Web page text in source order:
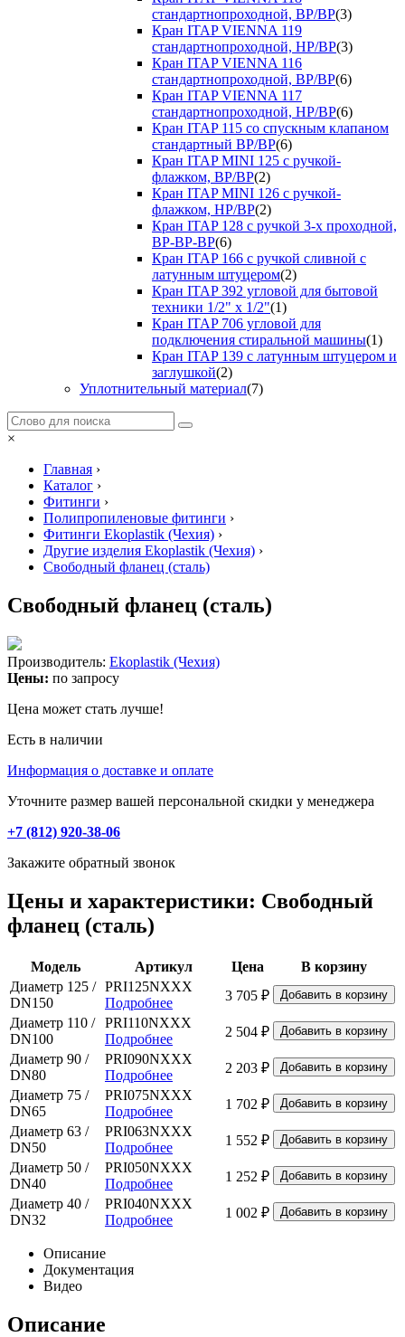
стандартнопроходной, ВР/ВР(3)
Кран ITAP VIENNA 119
стандартнопроходной, НР/ВР(3)
Кран ITAP VIENNA 116
стандартнопроходной, ВР/ВР(6)
Кран ITAP VIENNA 117
стандартнопроходной, НР/ВР(6)
Кран ITAP 115 со спускным клапаном
стандартный ВР/ВР(6)
Кран ITAP MINI 125 с ручкой-
флажком, ВР/ВР(2)
Кран ITAP MINI 126 с ручкой-
флажком, НР/ВР(2)
Кран ITAP 128 с ручкой 3-х проходной,
ВР-ВР-ВР(6)
Кран ITAP 166 с ручкой сливной с
латунным штуцером(2)
Кран ITAP 392 угловой для бытовой
техники 1/2" х 1/2"(1)
Кран ITAP 706 угловой для
подключения стиральной машины(1)
Кран ITAP 139 с латунным штуцером и
заглушкой(2)
Уплотнительный материал(7)
×
Главная ›
Каталог ›
Фитинги ›
Полипропиленовые фитинги ›
Фитинги Ekoplastik (Чехия) ›
Другие изделия Ekoplastik (Чехия) ›
Свободный фланец (сталь)
Свободный фланец (сталь)
Производитель: Ekoplastik (Чехия)
Цены: по запросу
Цена может стать лучше!
Есть в наличии
Информация о доставке и оплате
Уточните размер вашей персональной скидки у менеджера
+7 (812) 920-38-06
Закажите обратный звонок
Цены и характеристики: Свободный
фланец (сталь)
Модель Артикул Цена
В корзину
Диаметр 125 /
DN150
PRI125NXXX
Подробнее
3 705 ₽
Диаметр 110 /
DN100
PRI110NXXX
Подробнее
2 504 ₽
Диаметр 90 /
DN80
PRI090NXXX
Подробнее
2 203 ₽
Диаметр 75 /
DN65
PRI075NXXX
Подробнее
1 702 ₽
Диаметр 63 /
DN50
PRI063NXXX
Подробнее
1 552 ₽
Диаметр 50 /
DN40
PRI050NXXX
Подробнее
1 252 ₽
Диаметр 40 /
DN32
PRI040NXXX
Подробнее
1 002 ₽
Описание
Документация
Видео
Описание